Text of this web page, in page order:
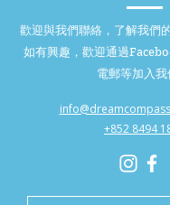
歡迎與我們聯絡，了解我們
如有興趣，歡迎通過
電郵等加入我
+852 8494